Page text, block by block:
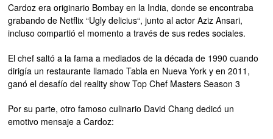
Cardoz era originario Bombay en la India, donde se encontraba
grabando de Netflix “Ugly delicius“, junto al actor Aziz Ansari,
incluso compartió el momento a través de sus redes sociales.
El chef saltó a la fama a mediados de la década de 1990 cuando
dirigía un restaurante llamado Tabla en Nueva York y en 2011,
ganó el desafío del reality show Top Chef Masters Season 3
Por su parte, otro famoso culinario David Chang dedicó un
emotivo mensaje a Cardoz: